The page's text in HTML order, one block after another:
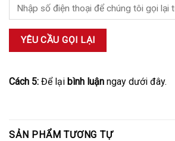
Cách 5: Để lại bình luận ngay dưới đây.
SẢN PHẨM TƯƠNG TỰ